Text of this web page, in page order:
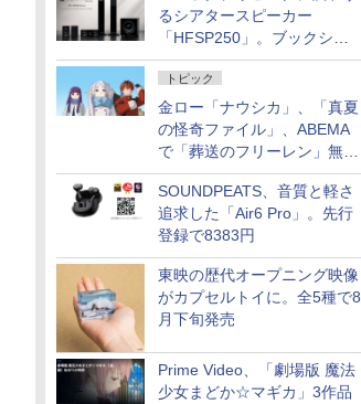
るシアタースピーカー
「HFSP250」。ブックシェ
ルフはペア3万円以下
トピック
金ロー「ナウシカ」、「真夏
の怪奇ファイル」、ABEMA
で「葬送のフリーレン」無料
配信など。夏の特番・配信情
報
SOUNDPEATS、音質と軽さ
追求した「Air6 Pro」。先行
登録で8383円
東映の歴代オープニング映像
がカプセルトイに。全5種で8
月下旬発売
Prime Video、「劇場版 魔法
少女まどか☆マギカ」3作品